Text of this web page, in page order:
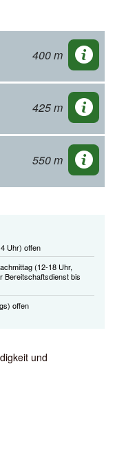
400 m
425 m
550 m
Uhr) offen
(12-18 Uhr,
Bereitschaftsdienst bis
offen
und